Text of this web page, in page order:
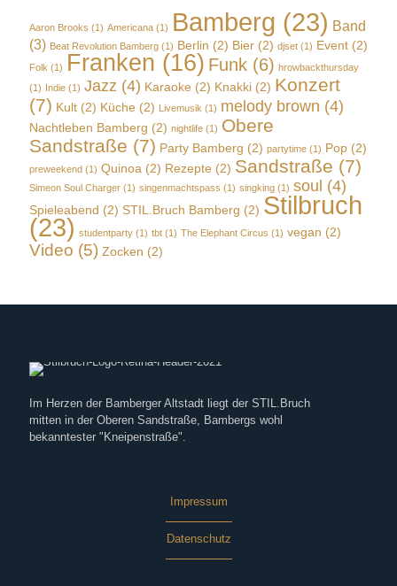
Aaron Brooks (1) Americana (1) Bamberg (23) Band
(3) Beat Revolution Bamberg (1) Berlin (2) Bier (2) djset (1) Event (2)
Folk (1) Franken (16) Funk (6) hrowbackthursday
(1) Indie (1) Jazz (4) Karaoke (2) Knakki (2) Konzert
(7) Kult (2) Küche (2) Livemusik (1) melody brown (4)
Nachtleben Bamberg (2) nightlife (1) Obere
Sandstraße (7) Party Bamberg (2) partytime (1) Pop (2)
preweekend (1) Quinoa (2) Rezepte (2) Sandstraße (7)
Simeon Soul Charger (1) singenmachtspass (1) singking (1) soul (4)
Spieleabend (2) STIL.Bruch Bamberg (2) Stilbruch
(23) studentparty (1) tbt (1) The Elephant Circus (1) vegan (2)
Video (5) Zocken (2)
Im Herzen der Bamberger Altstadt liegt der STIL.Bruch
mitten in der Oberen Sandstraße, Bambergs wohl
bekanntester "Kneipenstraße".
Impressum
Datenschutz